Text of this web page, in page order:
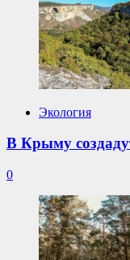
Экология
В Крыму
0